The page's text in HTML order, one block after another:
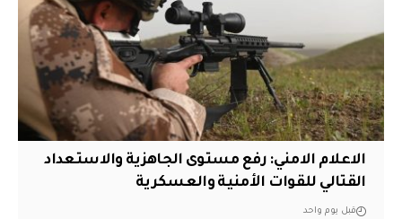
الاعلام الامني: رفع مستوى الجاهزية والاستعداد
القتالي للقوات الأمنية والعسكرية
قبل يوم واحد